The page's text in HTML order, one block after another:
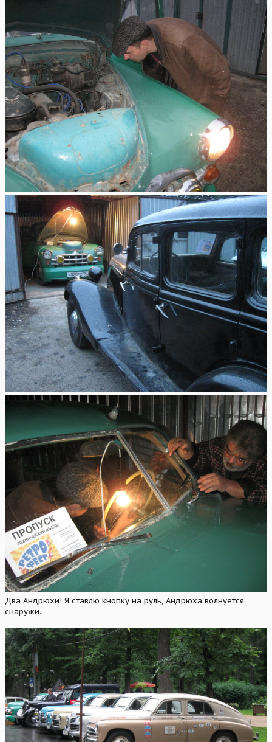
Два Андрюхи! Я ставлю кнопку на руль, Андрюха волнуется
снаружи.